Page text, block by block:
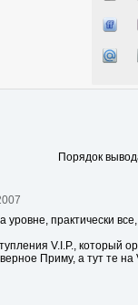
Порядок
практически
V.I.P., который
Приму, а тут те на